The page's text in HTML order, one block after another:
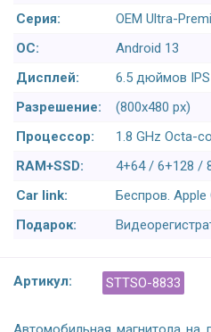
Серия:
OEM Ultra-
ОС:
Android 13
Дисплей:
6.5 дюймов IPS
Разрешение:
(800х480 px)
Процессор:
1.8 GHz Octa-
RAM+SSD:
4+64 / 6+128 /
Car link:
Беспров.
Подарок:
Артикул: STTSO-8833